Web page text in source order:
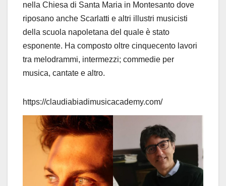
nella Chiesa di Santa Maria in Montesanto dove
riposano anche Scarlatti e altri illustri musicisti
della scuola napoletana del quale è stato
esponente. Ha composto oltre cinquecento lavori
tra melodrammi, intermezzi; commedie per
musica, cantate e altro.
https://claudiabiadimusicacademy.com/